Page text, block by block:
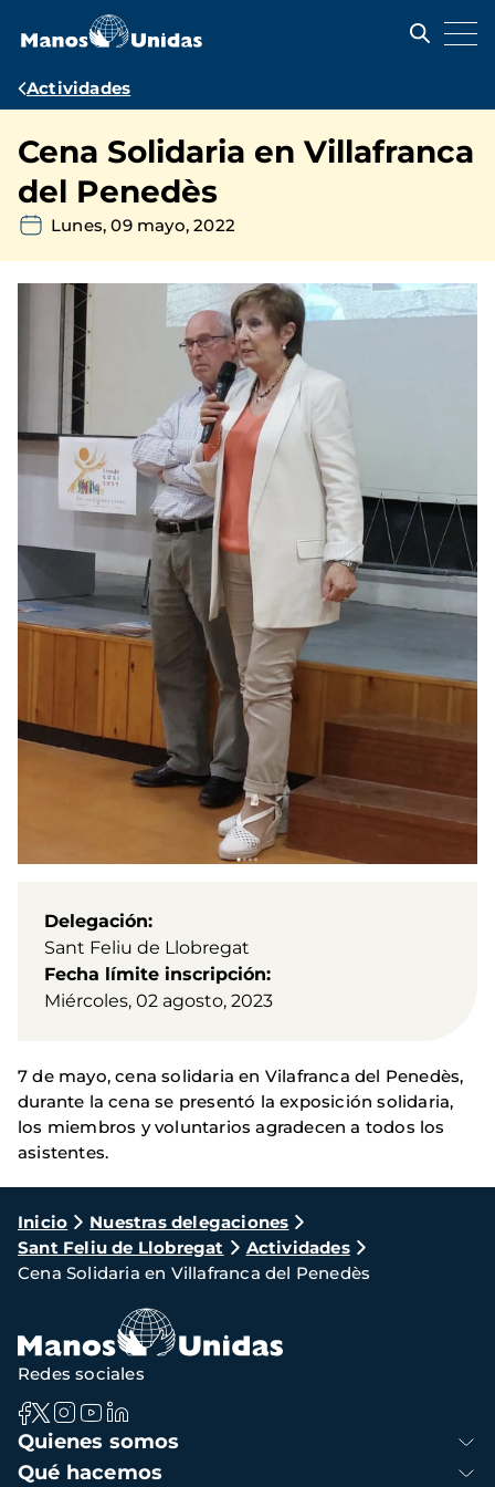
contenido
Ruta
navegación
Actividades
Cena Solidaria en Villafranca
del Penedès
Lunes, 09 mayo, 2022
Delegación
Sant Feliu de Llobregat
Fecha límite inscripción
Miércoles, 02 agosto, 2023
7 de mayo, cena solidaria en Vilafranca del Penedès,
durante la cena se presentó la exposición solidaria,
los miembros y voluntarios agradecen a todos los
asistentes.
Ruta
de
navegación
Inicio
Nuestras delegaciones
Sant Feliu de Llobregat
Actividades
Cena Solidaria en Villafranca del Penedès
Navegación
principal
Quienes somos
Qué hacemos
Redes sociales